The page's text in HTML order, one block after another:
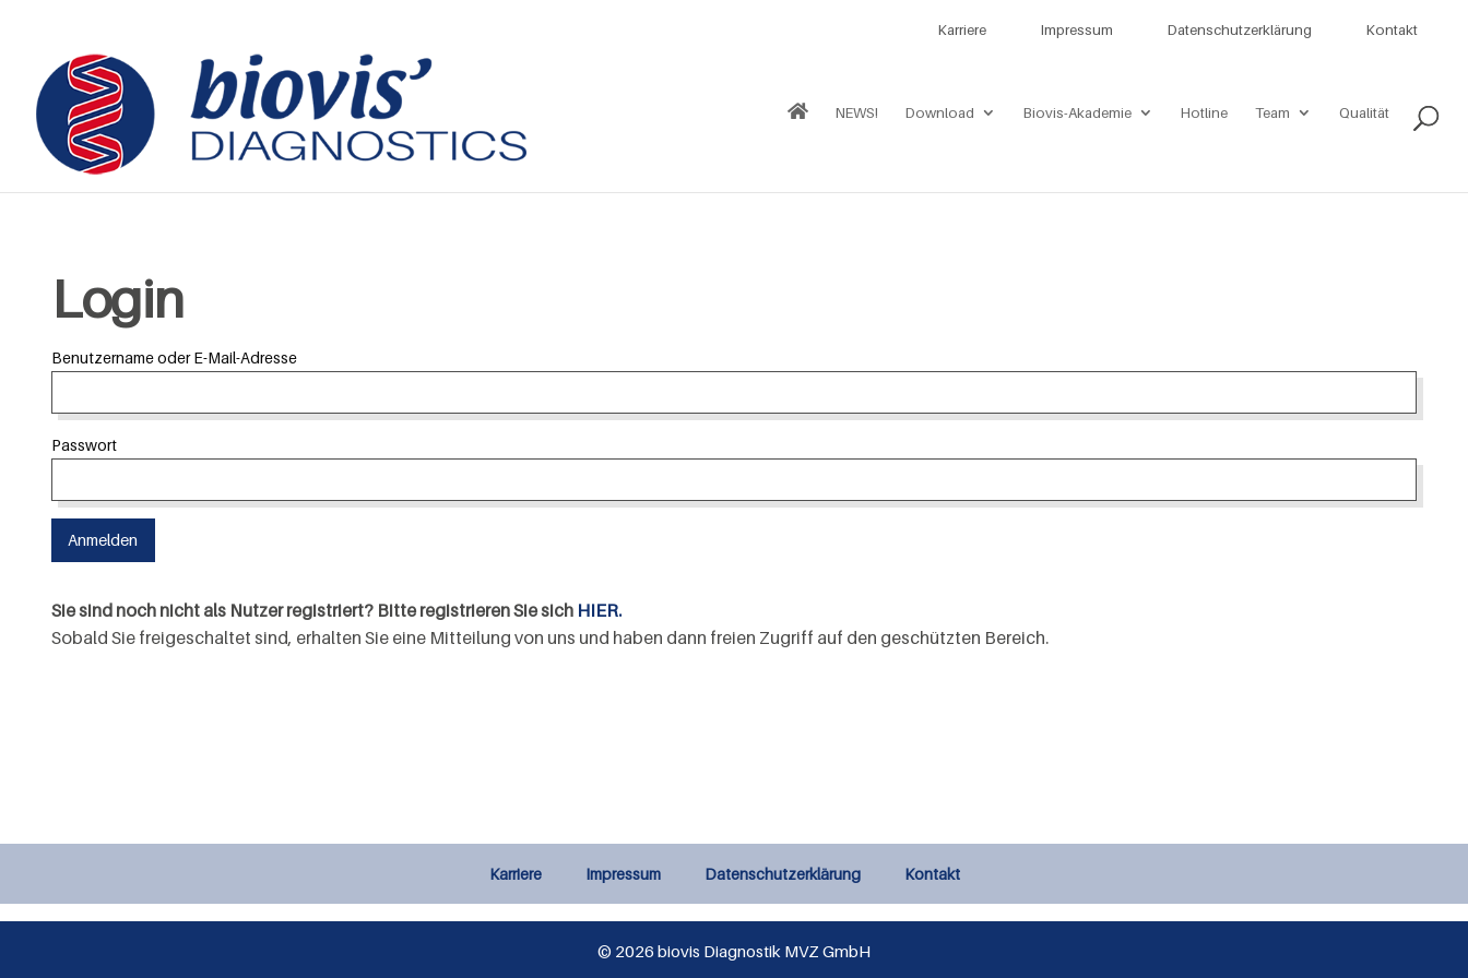
Karriere Impressum Datenschutzerklärung Kontakt
NEWS! Download Biovis-Akademie Hotline Team Qualität
Login
Benutzername oder E-Mail-Adresse
Passwort
Sie sind noch nicht als Nutzer registriert? Bitte registrieren Sie sich HIER.
Sobald Sie freigeschaltet sind, erhalten Sie eine Mitteilung von uns und haben dann freien Zugriff auf den geschützten Bereich.
Karriere Impressum Datenschutzerklärung Kontakt
© 2026 biovis Diagnostik MVZ GmbH